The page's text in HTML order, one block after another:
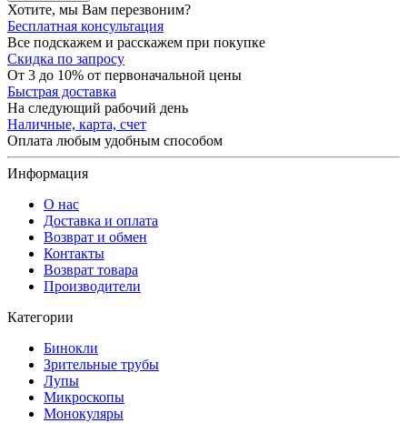
Хотите, мы Вам перезвоним?
Бесплатная консультация
Все подскажем и расскажем при покупке
Скидка по запросу
От 3 до 10% от первоначальной цены
Быстрая доставка
На следующий рабочий день
Наличные, карта, счет
Оплата любым удобным способом
Информация
О нас
Доставка и оплата
Возврат и обмен
Контакты
Возврат товара
Производители
Категории
Бинокли
Зрительные трубы
Лупы
Микроскопы
Монокуляры